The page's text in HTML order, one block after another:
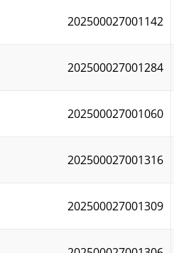
202500027001142
202500027001284
202500027001060
202500027001316
202500027001309